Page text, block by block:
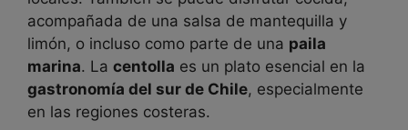
acompañada de una salsa de mantequilla y
limón, o incluso como parte de una paila
marina. La centolla es un plato esencial en la
gastronomía del sur de Chile, especialmente
en las regiones costeras.